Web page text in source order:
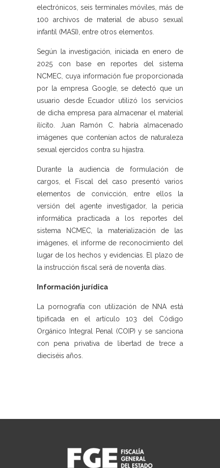
electrónicos, seis terminales móviles, más de
100 archivos de material de abuso sexual
infantil (MASI), entre otros elementos.
Según la investigación, iniciada en enero de
2025 con base en reportes del sistema
NCMEC, cuya información fue proporcionada
por la empresa Google, se detectó que un
usuario desde Ecuador utilizó los servicios
de dicha empresa para almacenar el material
ilícito. Juan Ramón C. habría almacenado
imágenes que contenían actos de naturaleza
sexual ejercidos contra su hijastra.
Durante la audiencia de formulación de
cargos, el Fiscal del caso presentó varios
elementos de convicción, entre ellos la
versión del agente investigador, la pericia
informática practicada a los reportes del
sistema NCMEC, la materialización de las
imágenes, el informe de reconocimiento del
lugar de los hechos y evidencias. El plazo de
la instrucción fiscal será de noventa días.
Información jurídica
La pornografía con utilización de NNA está
tipificada en el artículo 103 del Código
Orgánico Integral Penal (COIP) y se sanciona
con pena privativa de libertad de trece a
dieciséis años.